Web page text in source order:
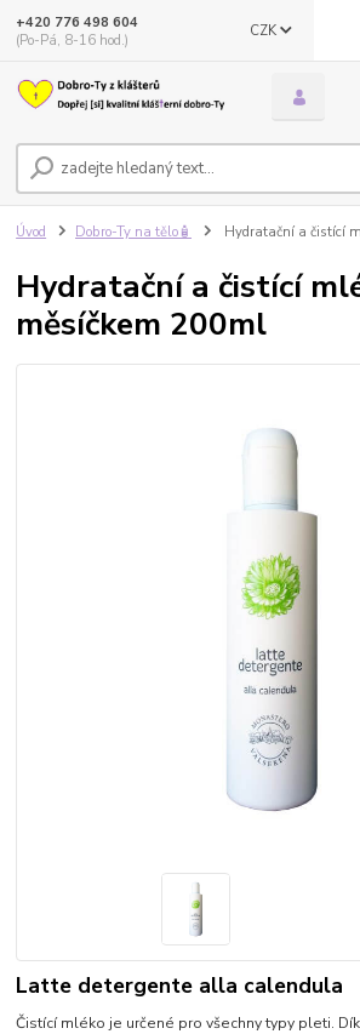
CZK
+420 776 498 604
(Po-Pá, 8-16 hod.)
Úvod Dobro-Ty na tělo🧴 Hydratační a čistící
Hydratační a čistící
měsíčkem 200ml
Latte detergente alla calendula
Čistící mléko je určené pro všechny typy pleti.